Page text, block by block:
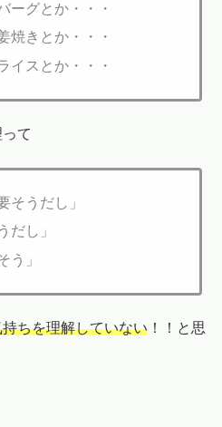
ーグとか・・・
焼きとか・・・
イスとか・・・
て
そうだし」
だし」
う」
ちを理解していない ！！と思